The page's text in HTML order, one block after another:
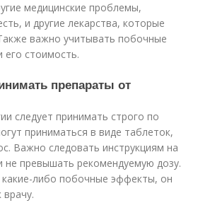
медицинские проблемы,
и другие лекарства, которые
важно учитывать побочные
стоимость.
препараты от
следует принимать строго по
приниматься в виде таблеток,
Важно следовать инструкциям на
не превышать рекомендуемую дозу.
какие-либо побочные эффекты, он